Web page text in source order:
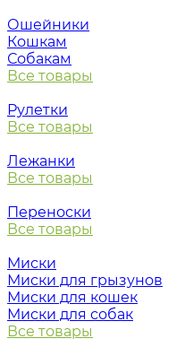
Ошейники
Кошкам
Собакам
Все товары
Рулетки
Все товары
Лежанки
Все товары
Переноски
Все товары
Миски
Миски для грызунов
Миски для кошек
Миски для собак
Все товары